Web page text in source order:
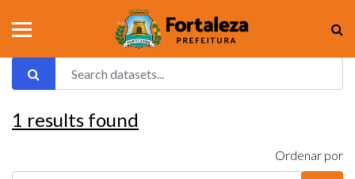
1 results found
Ordenar por